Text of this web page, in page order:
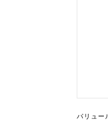
パリュー